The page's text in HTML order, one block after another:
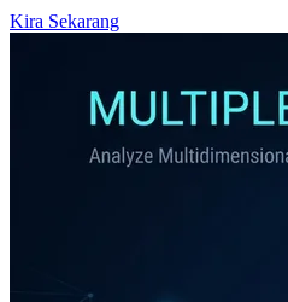
Kira Sekarang